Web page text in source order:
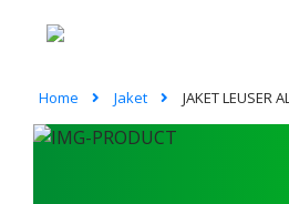
Home Jaket JAKET LEUSER